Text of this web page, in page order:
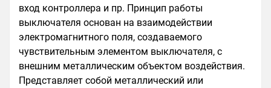
вход контроллера и пр. Принцип работы
выключателя основан на взаимодействии
электромагнитного поля, создаваемого
чувствительным элементом выключателя, с
внешним металлическим объектом воздействия.
Представляет собой металлический или